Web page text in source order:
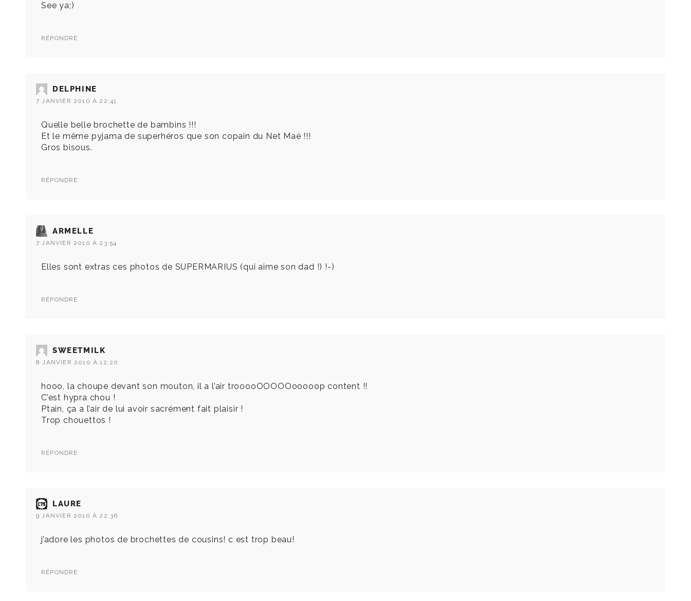
See ya;)
RÉPONDRE
DELPHINE
7 JANVIER 2010 À 22:41
Quelle belle brochette de bambins !!!
Et le même pyjama de superhéros que son copain du Net Maé !!!
Gros bisous.
RÉPONDRE
ARMELLE
7 JANVIER 2010 À 23:54
Elles sont extras ces photos de SUPERMARIUS (qui aime son dad !) !-)
RÉPONDRE
SWEETMILK
8 JANVIER 2010 À 12:20
hooo, la choupe devant son mouton, il a l’air trooooOOOOOooooop content !!
C’est hypra chou !
Ptain, ça a l’air de lui avoir sacrément fait plaisir !
Trop chouettos !
RÉPONDRE
LAURE
9 JANVIER 2010 À 22:36
j’adore les photos de brochettes de cousins! c est trop beau!
RÉPONDRE